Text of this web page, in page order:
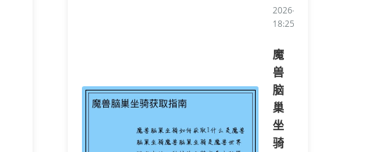
2026-05-11
18:25:40/li>
魔
兽
脑
巢
坐
骑